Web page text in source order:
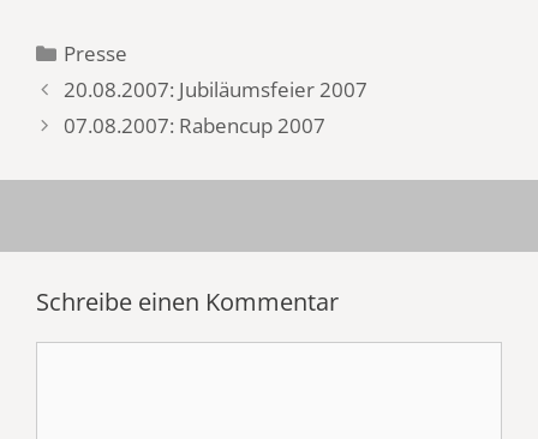
Kategorien
Presse
20.08.2007: Jubiläumsfeier 2007
07.08.2007: Rabencup 2007
Schreibe einen Kommentar